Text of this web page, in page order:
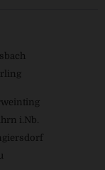
i.Nb.